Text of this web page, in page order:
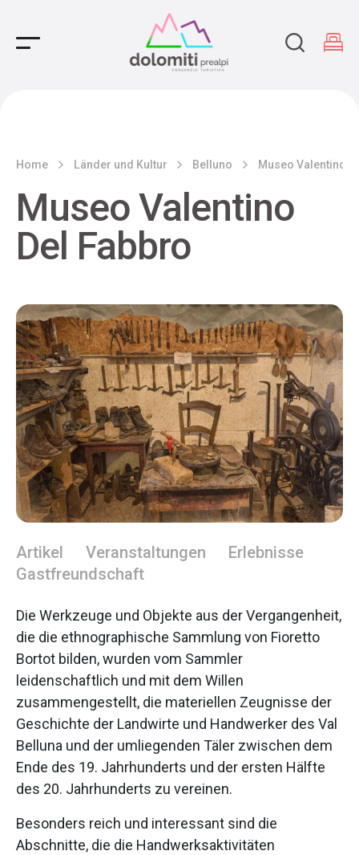
Main Navigation
Home Länder und Kultur Belluno Museo Valentino
Museo Valentino
Del Fabbro
Artikel Veranstaltungen
Erlebnisse
Gastfreundschaft
Die Werkzeuge und Objekte aus der Vergangenheit,
die die ethnographische Sammlung von Fioretto
Bortot bilden, wurden vom Sammler
leidenschaftlich und mit dem Willen
zusammengestellt, die materiellen Zeugnisse der
Geschichte der Landwirte und Handwerker des Val
Belluna und der umliegenden Täler zwischen dem
Ende des 19. Jahrhunderts und der ersten Hälfte
des 20. Jahrhunderts zu vereinen.
Besonders reich und interessant sind die
Abschnitte, die die Handwerksaktivitäten